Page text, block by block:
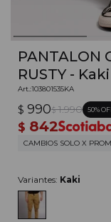
PANTALON
RUSTY - Kaki
103801535KA
$ 990$ 1.990 50
$ 842
CAMBIOS SOLO X
Variantes: Kaki